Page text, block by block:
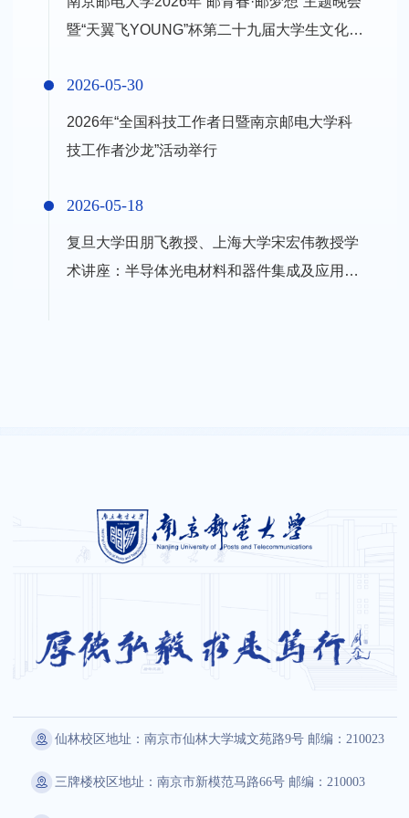
仙林校区地址：南京市仙林大学城文苑路9号 邮编：210023
三牌楼校区地址：南京市新模范马路66号 邮编：210003